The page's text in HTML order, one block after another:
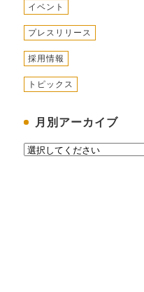
イベント
プレスリリース
採用情報
トピックス
月別アーカイブ